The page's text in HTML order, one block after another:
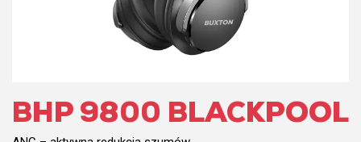
BHP 9800 BLACKPOOL